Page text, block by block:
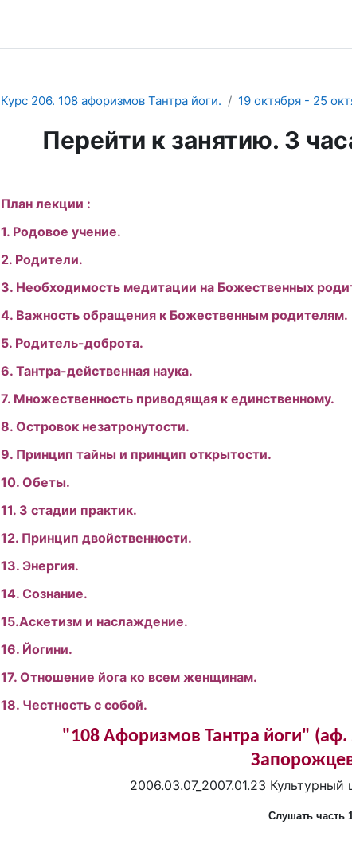
Курс 206. 108 афоризмов Тантра йоги. 19 октября - 25
Перейти к занятию. 3
План лекции :
1. Родовое учение.
2. Родители.
3. Необходимость медитации на Божественных
4. Важность обращения к Божественным родителям.
5. Родитель-доброта.
6. Тантра-действенная наука.
7. Множественность приводящая к единственному.
8. Островок незатронутости.
9. Принцип тайны и принцип открытости.
10. Обеты.
11. 3 стадии практик.
12. Принцип двойственности.
13. Энергия.
14. Сознание.
15.Аскетизм и наслаждение.
16. Йогини.
17. Отношение йога ко всем женщинам.
18. Честность с собой.
"108 Афоризмов Тантра йоги"
2006.03.07_2007.01.23 Культурный
Слушать часть